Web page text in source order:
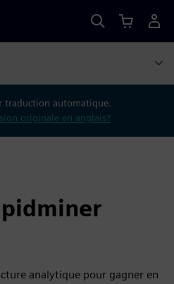
traduction automatique.
originale en anglais?
analytique pour gagner en